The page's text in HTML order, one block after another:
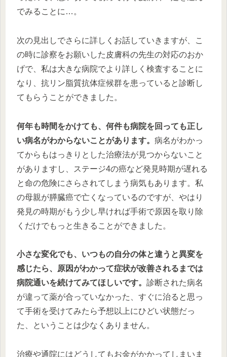
でみることに…。
次の見出しでさらに詳しくお話していきますが、こ
の時に診察をお願いした皮膚科の先生の対応のおか
げで、私は大きな病院でより詳しく検査することに
なり、抗リン脂質抗体症候群を患っていると診断し
てもらうことができました。
何年も時間をかけても、何件も病院を回っても正し
い病名がわからないことがあります。 病名がわかっ
てからもはっきりとした治療法が見つからないこと
がありますし、ステージ4の癌など発見時期が遅れる
と命の危険にさらされてしまう病気もあります。私
の母親が膵臓癌で亡くなっているのですが、やはり
発見の時期がもう少し早ければ手術で原因を取り除
くだけでもっと生きることができました。
小さな変化でも、いつもの自分の体と違うと異変を
感じたら、原因がわかって症状が改善されるまでは
病院通いを続けてみてほしいです。 診断された病名
が違って薬が合っていなかった、すぐに治ると思っ
て手術を受けてみたら予想以上にひどい状態だっ
た、ということは少なくありません。
治療や通院にはどうしてもお金がかかってしまいま